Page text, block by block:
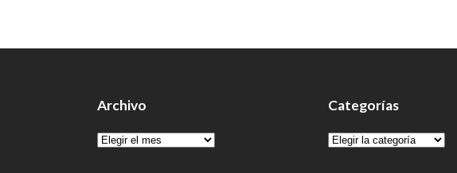
Archivo
Archivo
Categorías
Categorías